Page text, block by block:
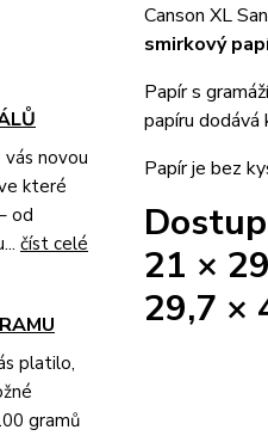
novou
které
od
číst celé
platilo,
gramů
Canson XL
smirkový
Papír s
papíru
Papír je bez
21 ×
29,7 ×